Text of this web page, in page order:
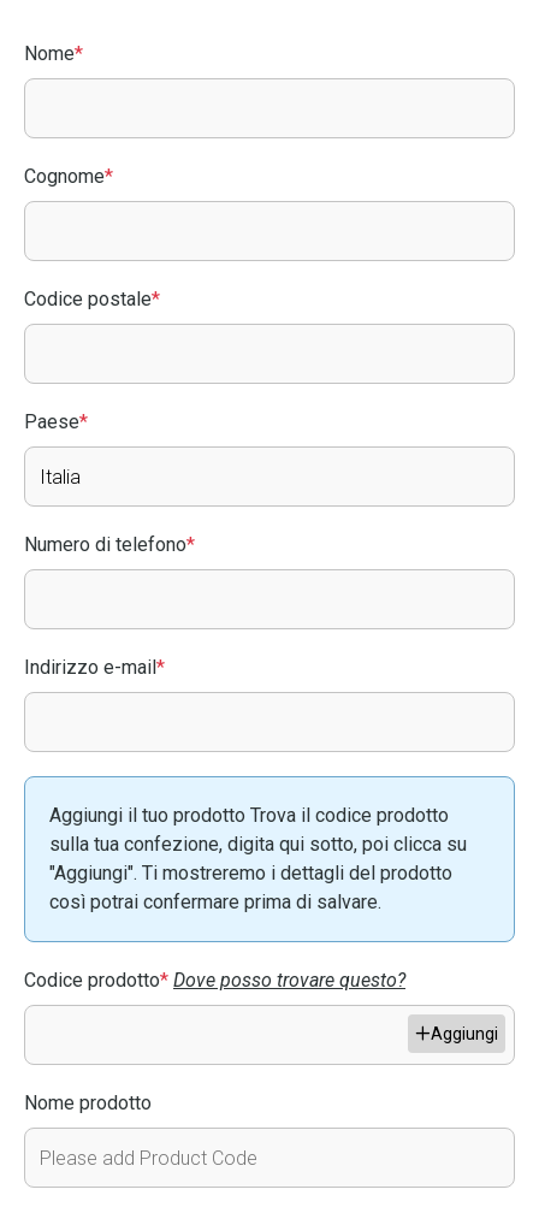
Nome*
Cognome*
Codice postale*
Paese*
Numero di telefono*
Indirizzo e-mail*
Aggiungi il tuo prodotto Trova il codice prodotto
sulla tua confezione, digita qui sotto, poi clicca su
"Aggiungi". Ti mostreremo i dettagli del prodotto
così potrai confermare prima di salvare.
Codice prodotto* Dove posso trovare questo?
Aggiungi
Nome prodotto